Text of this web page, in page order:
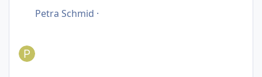
Petra Schmid ·